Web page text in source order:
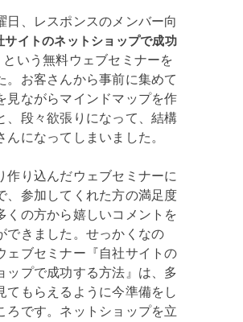
日、レスポンスのメンバー向
サイトのネットショップで成功
という無料ウェブセミナーを
。お客さんから事前に集めて
見ながらマインドマップを作
、段々欲張りになって、結構
んになってしまいました。
作り込んだウェブセミナーに
、参加してくれた方の満足度
くの方から嬉しいコメントを
できました。せっかくなの
ェブセミナー『自社サイトの
ップで成功する方法』は、多
てもらえるように今準備をし
ろです。ネットショップを立